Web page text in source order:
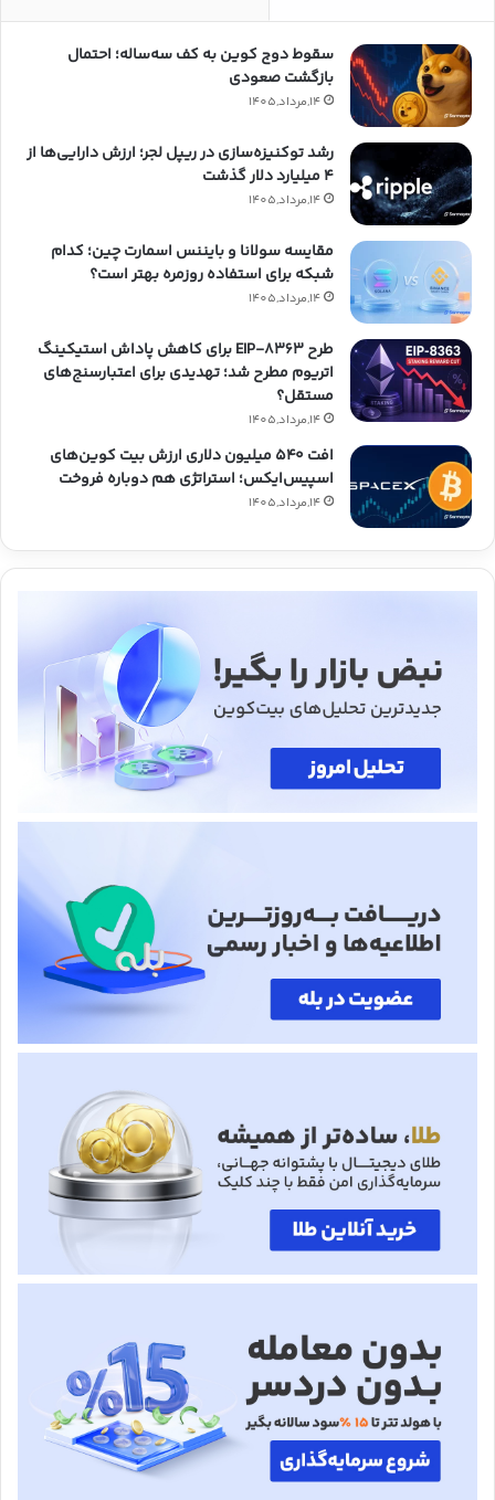
سقوط دوج کوین به کف سه‌ساله؛ احتمال
بازگشت صعودی
14,مرداد,1405
رشد توکنیزه‌سازی در ریپل لجر؛ ارزش دارایی‌ها از
۴ میلیارد دلار گذشت
14,مرداد,1405
مقایسه سولانا و بایننس اسمارت چین؛ کدام
شبکه برای استفاده روزمره بهتر است؟
14,مرداد,1405
طرح EIP-8363 برای کاهش پاداش استیکینگ
اتریوم مطرح شد؛ تهدیدی برای اعتبارسنج‌های
مستقل؟
14,مرداد,1405
افت ۵۴۰ میلیون دلاری ارزش بیت کوین‌های
اسپیس‌ایکس؛ استراتژی هم دوباره فروخت
14,مرداد,1405